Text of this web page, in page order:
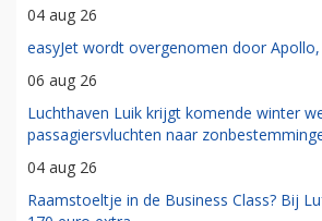
04 aug 26
easyJet wordt overgenomen door
06 aug 26
Luchthaven Luik krijgt komende winter
passagiersvluchten naar
04 aug 26
Raamstoeltje in de Business Class? Bij